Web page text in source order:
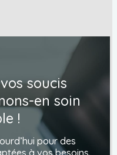
soucis
en soin
!
pour des
à vos besoins.